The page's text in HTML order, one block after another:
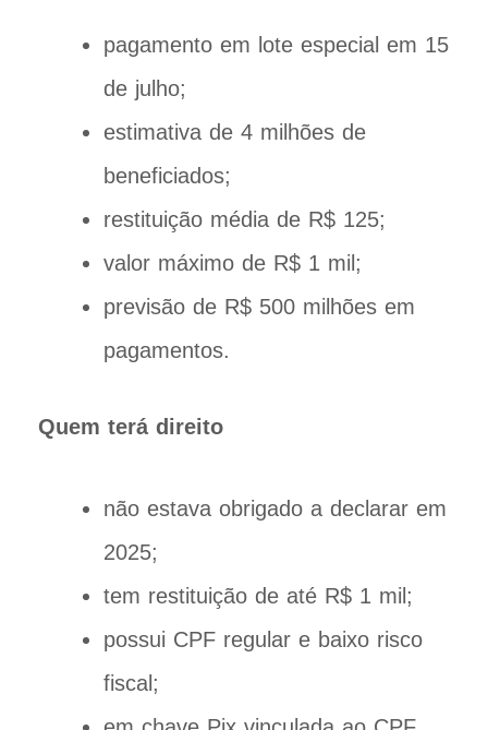
pagamento em lote especial em 15
de julho;
estimativa de 4 milhões de
beneficiados;
restituição média de R$ 125;
valor máximo de R$ 1 mil;
previsão de R$ 500 milhões em
pagamentos.
Quem terá direito
não estava obrigado a declarar em
2025;
tem restituição de até R$ 1 mil;
possui CPF regular e baixo risco
fiscal;